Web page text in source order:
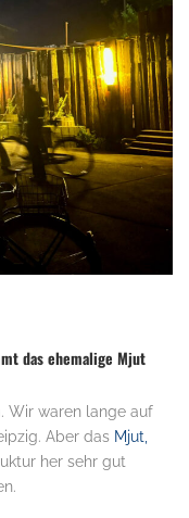
das ehemalige Mjut
Wir waren lange auf
Aber das Mjut,
her sehr gut